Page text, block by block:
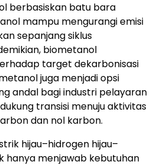
berbasiskan batu bara
mampu mengurangi emisi
sepanjang siklus
biometanol
target dekarbonisasi
juga menjadi opsi
andal bagi industri pelayaran
transisi menuju aktivitas
dan nol karbon.
hijau–hidrogen hijau–
hanya menjawab kebutuhan